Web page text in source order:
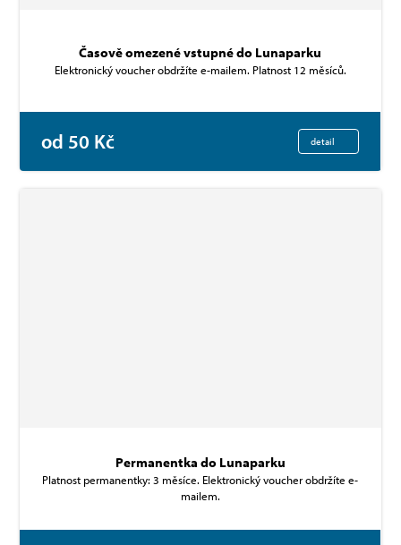
Časově omezené vstupné do Lunaparku
Elektronický voucher obdržíte e-mailem. Platnost 12 měsíců.
od 50 Kč detail
Permanentka do Lunaparku
Platnost permanentky: 3 měsíce. Elektronický voucher obdržíte e-
mailem.